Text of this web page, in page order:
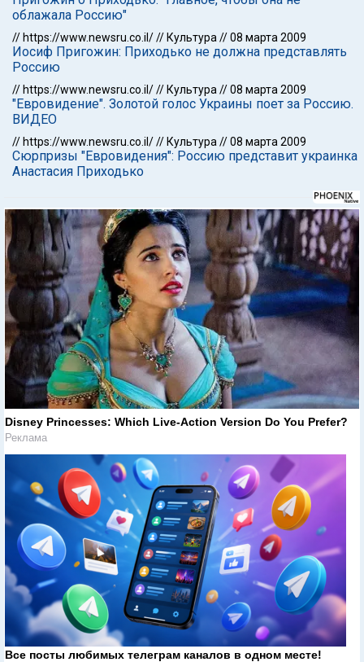
облажала Россию"
// https://www.newsru.co.il/// Культура //08 марта 2009
Иосиф Пригожин: Приходько не должна представлять
Россию
// https://www.newsru.co.il/// Культура //08 марта 2009
"Евровидение". Золотой голос Украины поет за Россию.
ВИДЕО
// https://www.newsru.co.il/// Культура //08 марта 2009
Сюрпризы "Евровидения": Россию представит украинка
Анастасия Приходько
Disney Princesses: Which Live-Action Version Do You Prefer?
Реклама
Все посты любимых телеграм каналов в одном месте!